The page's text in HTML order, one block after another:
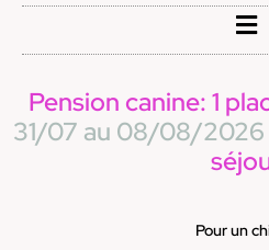
Pension canine: 1
31/07 au 08/08/2026
Pour un